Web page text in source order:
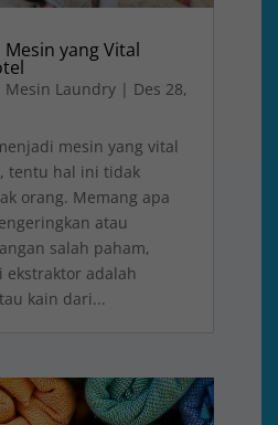
yang Vital
Laundry | Des 28,
mesin yang vital
tentu hal ini tidak
orang. Memang apa
atau
salah paham,
ekstraktor adalah
kain dari...